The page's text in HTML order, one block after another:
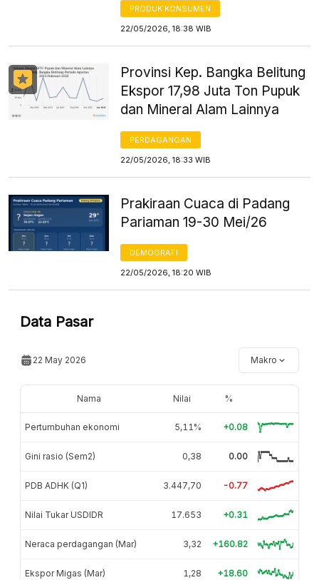
PRODUK KONSUMEN
22/05/2026, 18:38 WIB
Provinsi Kep. Bangka Belitung
Ekspor 17,98 Juta Ton Pupuk
dan Mineral Alam Lainnya
PERDAGANGAN
22/05/2026, 18:33 WIB
Prakiraan Cuaca di Padang
Pariaman 19-30 Mei/26
DEMOGRAFI
22/05/2026, 18:20 WIB
Data Pasar
22 May 2026 Makro
Nama Nilai %
Pertumbuhan ekonomi 5,11% +0.08
Gini rasio (Sem2) 0,38 0.00
PDB ADHK (Q1) 3.447,70 -0.77
Nilai Tukar USDIDR 17.653 +0.31
Neraca perdagangan (Mar) 3,32 +160.82
Ekspor Migas (Mar) 1,28 +18.60